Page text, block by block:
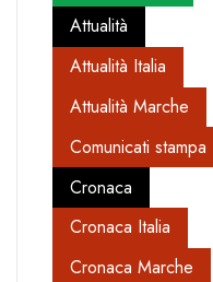
Attualità
Attualità Italia
Attualità Marche
Comunicati stampa
Cronaca
Cronaca Italia
Cronaca Marche